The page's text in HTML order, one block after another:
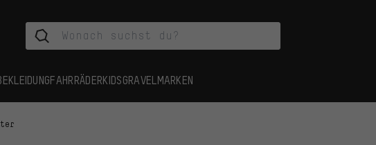
FAHRRÄDERKIDSGRAVEL MARKEN